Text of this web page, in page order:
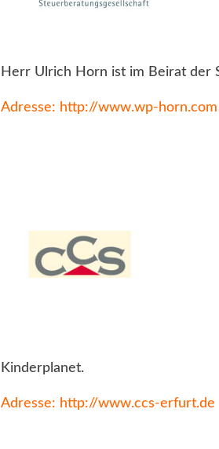
Herr Ulrich Horn ist im Beirat der
Adresse: http://www.wp-horn.com
Kinderplanet.
Adresse: http://www.ccs-erfurt.de